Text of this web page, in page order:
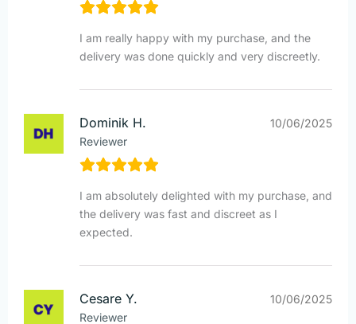
I am really happy with my purchase, and the
delivery was done quickly and very discreetly.
Dominik H.
Reviewer
10/06/2025
I am absolutely delighted with my purchase, and
the delivery was fast and discreet as I
expected.
Cesare Y.
Reviewer
10/06/2025